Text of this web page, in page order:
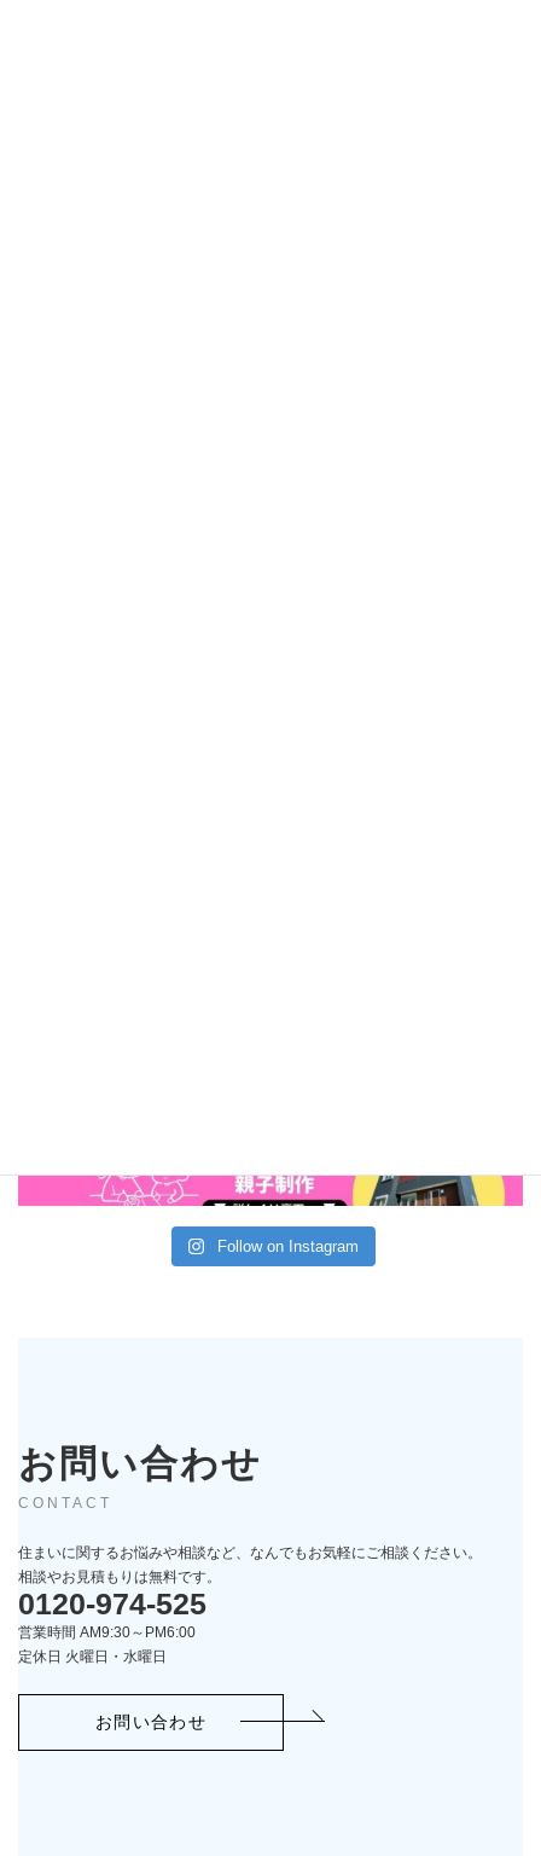
Follow on Instagram
お問い合わせ
CONTACT
住まいに関するお悩みや相談など、なんでもお気軽にご相談ください。
相談やお見積もりは無料です。
0120-974-525
営業時間 AM9:30～PM6:00
定休日 火曜日・水曜日
お問い合わせ